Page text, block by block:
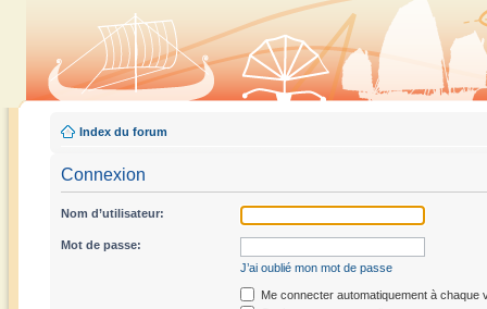
Index du forum
Connexion
Nom d’utilisateur:
Mot de passe:
J’ai oublié mon mot de passe
Me connecter automatiquement à chaque